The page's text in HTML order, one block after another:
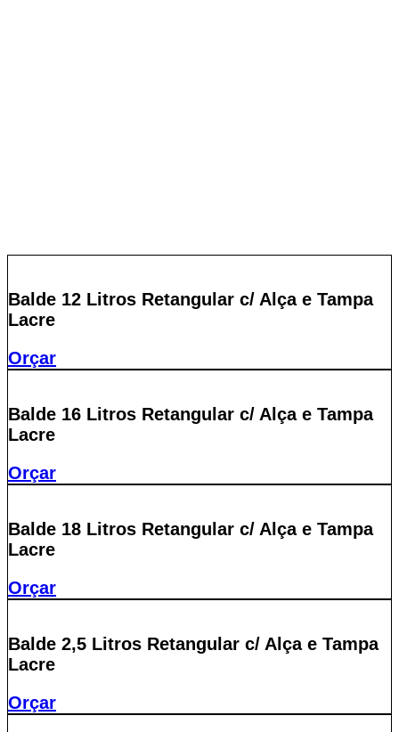
Balde 12 Litros Retangular c/ Alça e Tampa
Lacre
Orçar
Balde 16 Litros Retangular c/ Alça e Tampa
Lacre
Orçar
Balde 18 Litros Retangular c/ Alça e Tampa
Lacre
Orçar
Balde 2,5 Litros Retangular c/ Alça e Tampa
Lacre
Orçar